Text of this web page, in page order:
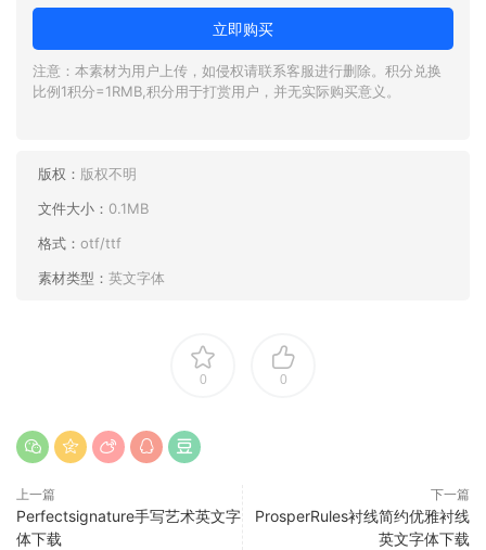
立即购买
注意：本素材为用户上传，如侵权请联系客服进行删除。积分兑换
比例1积分=1RMB,积分用于打赏用户，并无实际购买意义。
版权： 版权不明
文件大小： 0.1MB
格式： otf/ttf
素材类型： 英文字体
0 0
上一篇
Perfectsignature手写艺术英文字
体下载
下一篇
ProsperRules衬线简约优雅衬线
英文字体下载